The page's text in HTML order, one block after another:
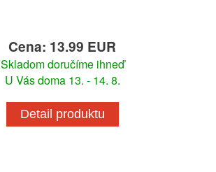
Cena: 13.99 EUR
Skladom doručíme ihneď
U Vás doma 13. - 14. 8.
Detail produktu